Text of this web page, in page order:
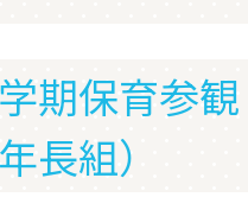
期保育参観
年長組）